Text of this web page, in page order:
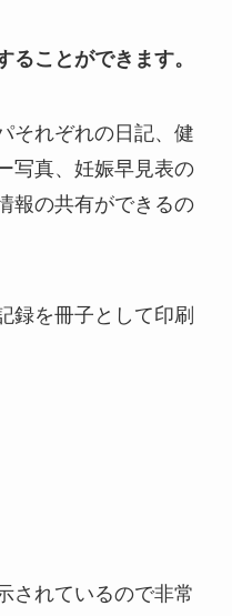
ることができます。
それぞれの日記、健
写真、妊娠早見表の
報の共有ができるの
録を冊子として印刷
されているので非常